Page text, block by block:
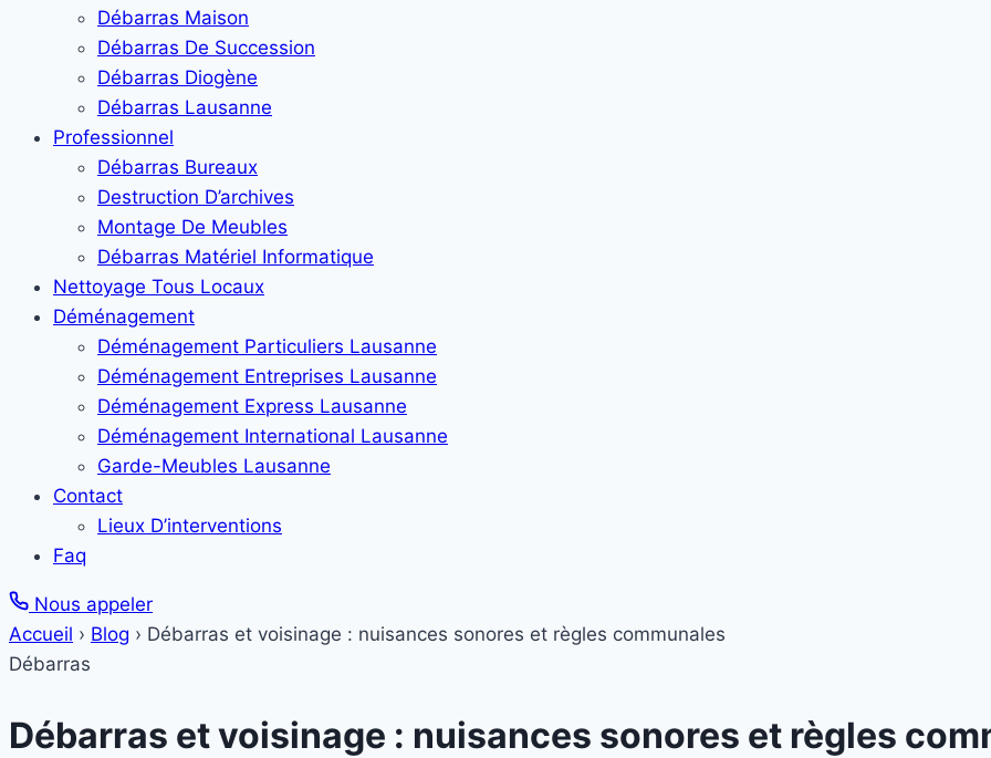
Débarras Maison
Débarras De Succession
Débarras Diogène
Débarras Lausanne
Professionnel
Débarras Bureaux
Destruction D’archives
Montage De Meubles
Débarras Matériel Informatique
Nettoyage Tous Locaux
Déménagement
Déménagement Particuliers Lausanne
Déménagement Entreprises Lausanne
Déménagement Express Lausanne
Déménagement International Lausanne
Garde-Meubles Lausanne
Contact
Lieux D’interventions
Faq
Nous appeler
Accueil › Blog › Débarras et voisinage : nuisances sonores et règles communales
Débarras
Débarras et voisinage : nuisances sonores et règles